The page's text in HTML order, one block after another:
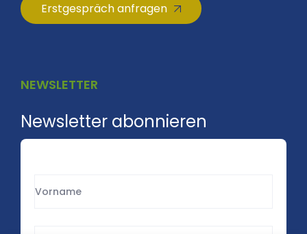
Erstgespräch anfragen
NEWSLETTER
Newsletter abonnieren